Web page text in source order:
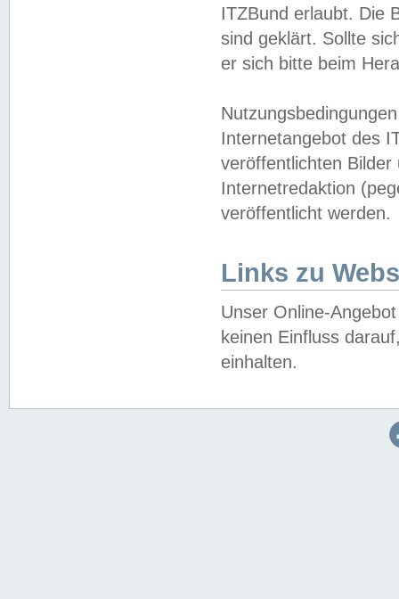
ITZBund erlaubt. Die
sind geklärt. Sollte
er sich bitte beim
Internetangebot des
veröffentlichten
Internetredaktion
veröffentlicht werden.
Links zu
Unser Online-
keinen Einfluss
einhalten.